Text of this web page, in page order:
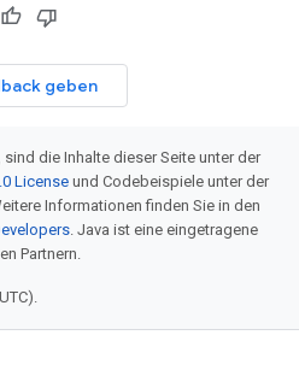
geben
die Inhalte dieser Seite unter der
License und Codebeispiele unter der
Informationen finden Sie in den
. Java ist eine eingetragene
Partnern.